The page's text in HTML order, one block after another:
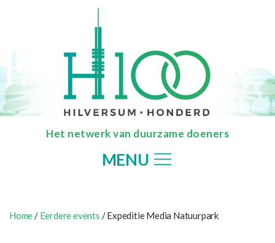
Het netwerk van duurzame doeners
MENU
Home/ Eerdere events / Expeditie Media Natuurpark